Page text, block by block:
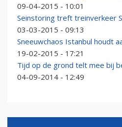
09-04-2015 - 10:01
Seinstoring treft treinverkeer
03-03-2015 - 09:13
Sneeuwchaos Istanbul houdt
19-02-2015 - 17:21
Tijd op de grond telt mee bij
04-09-2014 - 12:49